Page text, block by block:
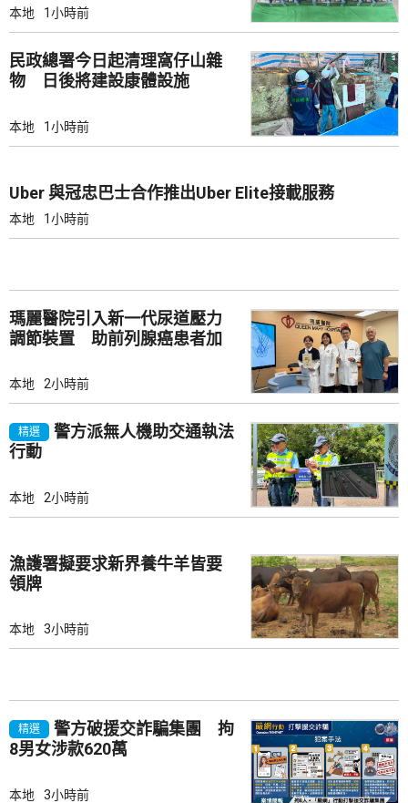
本地 1小時前
民政總署今日起清理窩仔山雜
物 日後將建設康體設施
本地 1小時前
Uber 與冠忠巴士合作推出Uber Elite接載服務
本地 1小時前
瑪麗醫院引入新一代尿道壓力
調節裝置 助前列腺癌患者加
本地 2小時前
精選
警方派無人機助交通執法
行動
本地 2小時前
漁護署擬要求新界養牛羊皆要
領牌
本地 3小時前
精選
警方破援交詐騙集團 拘
8男女涉款620萬
本地 3小時前